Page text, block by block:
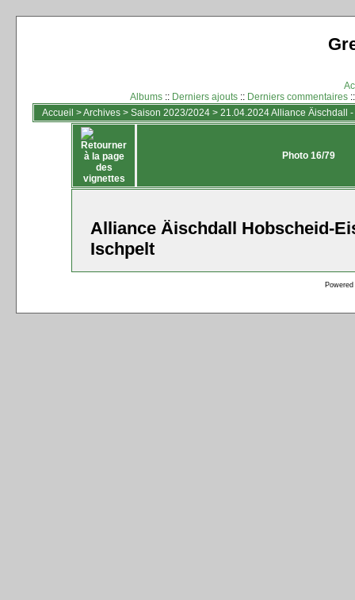
Albums :: Derniers ajouts :: Derniers commentaires
Accueil >Archives > Saison 2023/2024 > 21.04.2024 Alliance Äischdall
Photo 16/79
Alliance Äischdall Hobscheid-
Ischpelt